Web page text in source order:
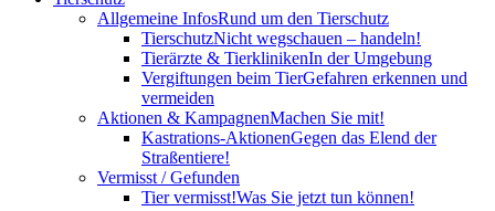
Allgemeine InfosRund um den Tierschutz
TierschutzNicht wegschauen – handeln!
Tierärzte & TierklinikenIn der Umgebung
Vergiftungen beim TierGefahren erkennen und
vermeiden
Aktionen & KampagnenMachen Sie mit!
Kastrations-AktionenGegen das Elend der
Straßentiere!
Vermisst / Gefunden
Tier vermisst!Was Sie jetzt tun können!